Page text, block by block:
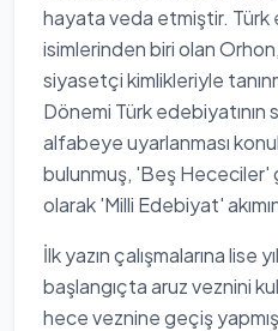
hayata veda etmiştir. Türk
isimlerinden biri olan
siyasetçi kimlikleriyle
Dönemi Türk
alfabeye uyarlanması
bulunmuş, 'Beş Hececiler'
olarak 'Milli Edebiyat'
İlk yazın çalışmalarına lise
başlangıçta aruz veznini
hece veznine geçiş